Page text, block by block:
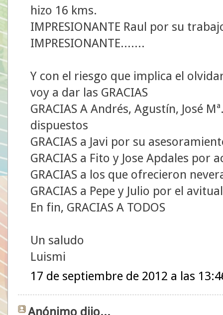
hizo 16 kms.
IMPRESIONANTE Raul por su
IMPRESIONANTE.......
Y con el riesgo que implica el
voy a dar las GRACIAS
GRACIAS A Andrés, Agustín, José
dispuestos
GRACIAS a Javi por su
GRACIAS a Fito y Jose Apdales por
GRACIAS a los que ofrecieron
GRACIAS a Pepe y Julio por el
En fin, GRACIAS A TODOS
Un saludo
Luismi
17 de septiembre de 2012 a las
Anónimo dijo...